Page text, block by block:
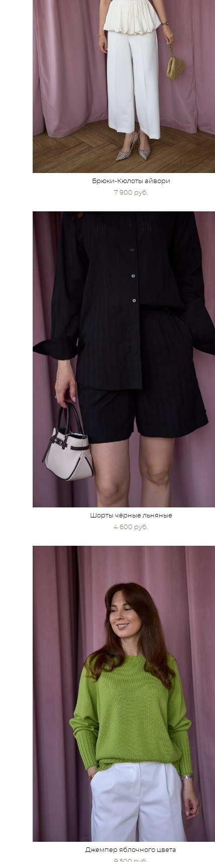
Брюки-Кюлоты айвори
7 900 pуб.
Шорты чёрные льняные
4 600 pуб.
Джемпер яблочного цвета